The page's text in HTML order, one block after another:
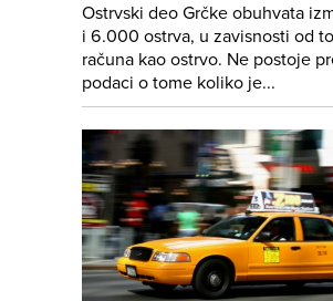
Ostrvski deo Grčke obuhvata
i 6.000 ostrva, u zavisnosti od
računa kao ostrvo. Ne postoje
podaci o tome koliko je...